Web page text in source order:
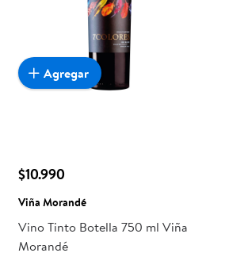
$10.990
Viña Morandé
Vino Tinto Botella 750 ml Viña
Morandé
Agregar